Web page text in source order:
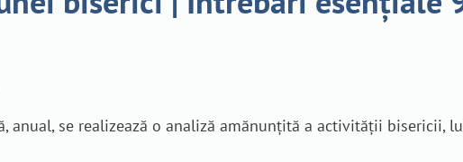
anual, se realizează o analiză amănunțită a activității bisericii,